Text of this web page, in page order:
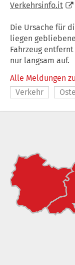
Verkehrsinfo.it
Die Ursache für
liegen
Fahrzeug
nur langsam auf.
Alle Meldungen
Verkehr